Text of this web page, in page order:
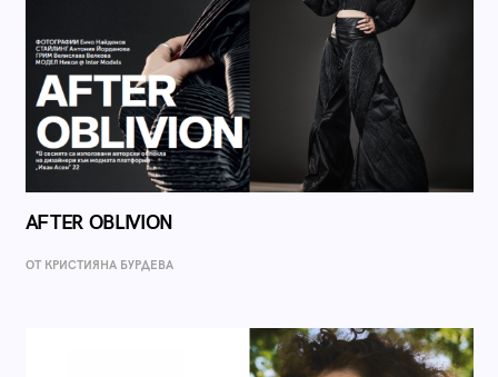
AFTER OBLIVION
ОТ КРИСТИЯНА БУРДЕВА